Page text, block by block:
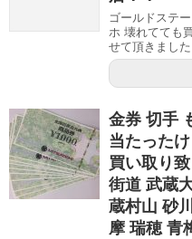
ゴールドステ
ホ 壊れてても
せて頂きました
金券 切手
当たった
買い取り
街道 武蔵
蔵村山 砂
摩 瑞穂 青